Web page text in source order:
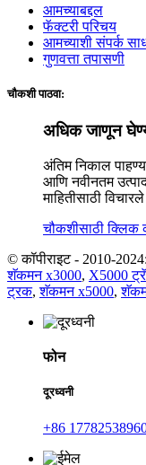
आमच्याबद्दल
फॅक्टरी परिचय
आमच्याशी संपर्क
गुणवत्ता तपासणी
चौकशी पाठवा:
अधिक जाणून
अंतिम निकाल
आणि नवीनतम
माहितीसाठी विचारले
चौकशीसाठी क्लिक
© कॉपीराइट - 2010-
शॅकमन x3000, X5000
ट्रक,शॅकमन x5000,
फोन
दूरध्वनी
+86